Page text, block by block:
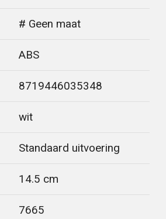
# Geen maat
ABS
8719446035348
wit
Standaard uitvoering
14.5 cm
7665